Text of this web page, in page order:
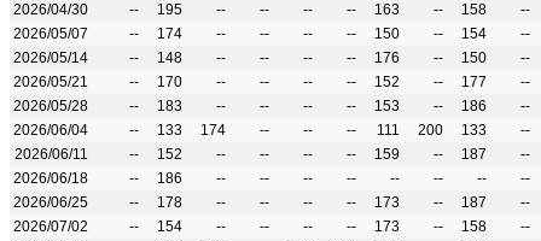
2026/04/30
-- 195 -- -- -- -- 163 -- 158
--
2026/05/07
-- 174 -- -- -- -- 150 -- 154
--
2026/05/14
-- 148 -- -- -- -- 176 -- 150
--
2026/05/21
-- 170 -- -- -- -- 152 -- 177
--
2026/05/28
-- 183 -- -- -- -- 153 -- 186
--
2026/06/04
-- 133 174 -- -- -- 111 200 133
--
2026/06/11
-- 152 -- -- -- -- 159 -- 187
--
2026/06/18
-- 186 -- -- -- -- -- -- --
--
2026/06/25
-- 178 -- -- -- -- 173 -- 187
--
2026/07/02
-- 154 -- -- -- -- 173 -- 158
--